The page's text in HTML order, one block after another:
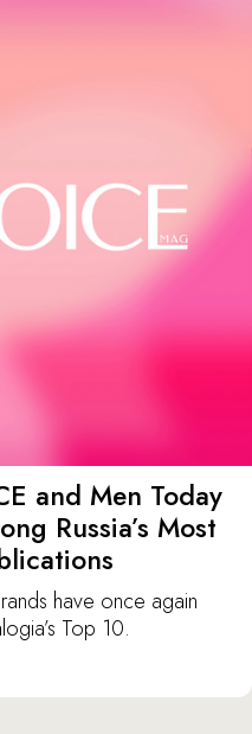
and Men Today
Russia’s Most
have once again
Top 10.